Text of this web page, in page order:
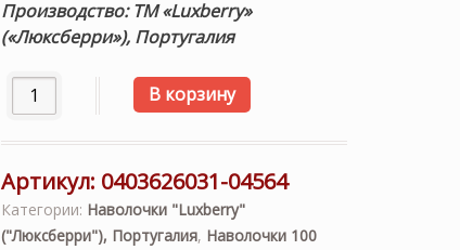
Производство: ТМ «Luxberry»
(«Люксберри»), Португалия
Количество товара Наволочка декоративная «LUX
В корзину
Артикул: 0403626031-04564
Категории: Наволочки "Luxberry"
("Люксберри"), Португалия, Наволочки 100